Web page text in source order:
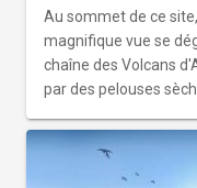
Au sommet de ce
magnifique vue se
chaîne des Volcans
par des pelouses